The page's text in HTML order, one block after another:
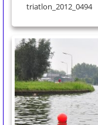
triatlon_2012_0494